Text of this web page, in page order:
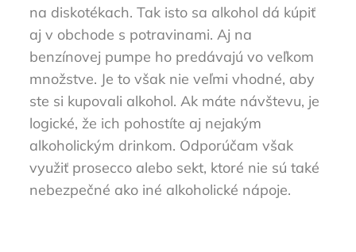
na diskotékach. Tak isto sa alkohol dá kúpiť
aj v obchode s potravinami. Aj na
benzínovej pumpe ho predávajú vo veľkom
množstve. Je to však nie veľmi vhodné, aby
ste si kupovali alkohol. Ak máte návštevu, je
logické, že ich pohostíte aj nejakým
alkoholickým drinkom. Odporúčam však
využiť prosecco alebo sekt, ktoré nie sú také
nebezpečné ako iné alkoholické nápoje.